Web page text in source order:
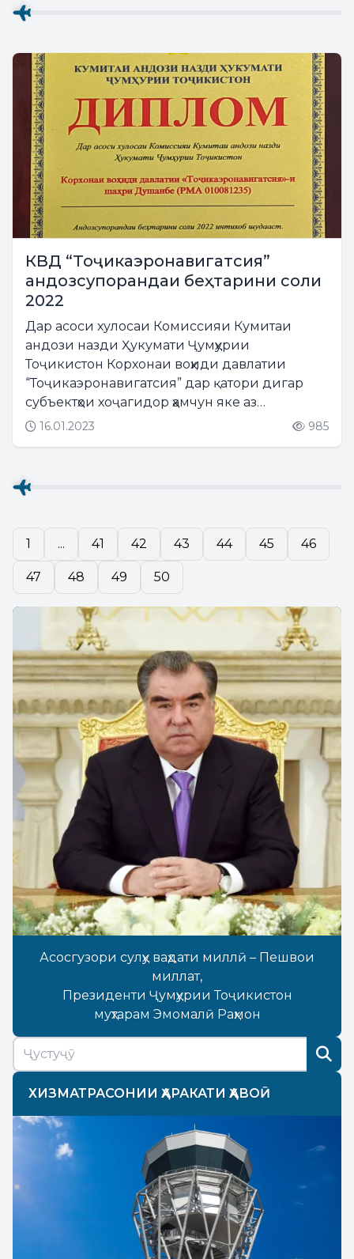
КВД “Тоҷикаэронавигатсия”
андозсупорандаи беҳтарини соли
2022
Дар асоси хулосаи Комиссияи Кумитаи
андози назди Ҳукумати Ҷумҳурии
Тоҷикистон Корхонаи воҳиди давлатии
“Тоҷикаэронавигатсия” дар қатори дигар
субъектҳои хоҷагидор ҳамчун яке аз
“Андозсупорандаи беҳтарини соли 2022”
16.01.2023 985
1 ... 41 42 43 44 45 46
47 48 49 50
Асосгузори сулҳу ваҳдати миллӣ – Пешвои
миллат,
Президенти Ҷумҳурии Тоҷикистон
муҳтарам Эмомалӣ Раҳмон
ХИЗМАТРАСОНИИ ҲАРАКАТИ ҲАВОӢ